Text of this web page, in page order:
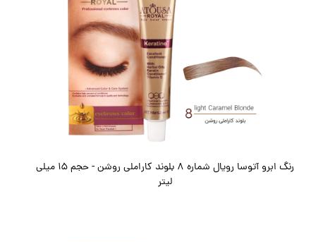
رنگ ابرو آتوسا رویال شماره 8 بلوند کاراملی روشن - حجم 15 میلی
لیتر